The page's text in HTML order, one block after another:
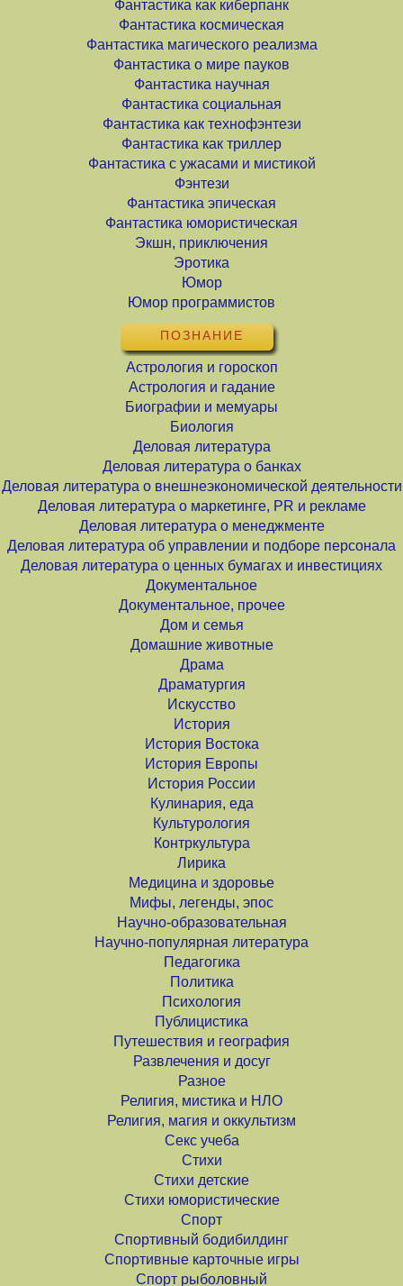
Фантастика как киберпанк
Фантастика космическая
Фантастика магического реализма
Фантастика о мире пауков
Фантастика научная
Фантастика социальная
Фантастика как технофэнтези
Фантастика как триллер
Фантастика с ужасами и мистикой
Фэнтези
Фантастика эпическая
Фантастика юмористическая
Экшн, приключения
Эротика
Юмор
Юмор программистов
ПОЗНАНИЕ
Астрология и гороскоп
Астрология и гадание
Биографии и мемуары
Биология
Деловая литература
Деловая литература о банках
Деловая литература о внешнеэкономической деятельности
Деловая литература о маркетинге, PR и рекламе
Деловая литература о менеджменте
Деловая литература об управлении и подборе персонала
Деловая литература о ценных бумагах и инвестициях
Документальное
Документальное, прочее
Дом и семья
Домашние животные
Драма
Драматургия
Искусство
История
История Востока
История Европы
История России
Кулинария, еда
Культурология
Контркультура
Лирика
Медицина и здоровье
Мифы, легенды, эпос
Научно-образовательная
Научно-популярная литература
Педагогика
Политика
Психология
Публицистика
Путешествия и география
Развлечения и досуг
Разное
Религия, мистика и НЛО
Религия, магия и оккультизм
Секс учеба
Стихи
Стихи детские
Стихи юмористические
Спорт
Спортивный бодибилдинг
Спортивные карточные игры
Спорт рыболовный